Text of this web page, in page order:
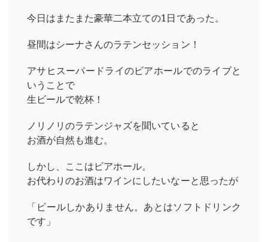
今日はまたまた豪華二本立ての1日であった。
昼間はシーナさんのラテンセッション！
アサヒスーパードライのビアホールでのライブと
いうことで
生ビールで乾杯！
ノリノリのラテンジャズを聞いていると
お酒が自然も進む。
しかし、ここはビアホール。
お代わりのお酒はワインにしたいなーと思ったが
「ビールしかありません。あとはソフトドリンク
です」